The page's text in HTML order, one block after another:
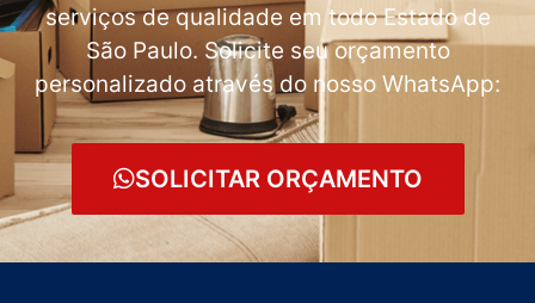
serviços de qualidade em todo Estado de
São Paulo. Solicite seu orçamento
personalizado através do nosso WhatsApp:
SOLICITAR ORÇAMENTO